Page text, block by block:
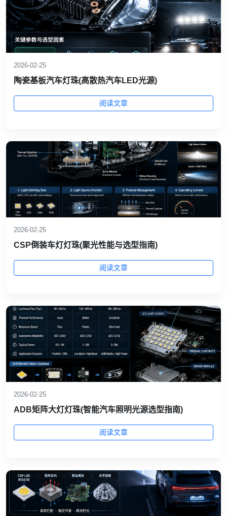
2026-02-25
陶瓷基板汽车灯珠(高散热汽车LED光源)
阅读文章
2026-02-25
CSP倒装车灯灯珠(聚光性能与选型指南)
阅读文章
2026-02-25
ADB矩阵大灯灯珠(智能汽车照明光源选型指南)
阅读文章